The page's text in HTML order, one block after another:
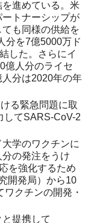
進めている。米
トナーシップが
も同様の供給を
分を7億5000万ド
した。さらにイ
億人分のライセ
分は2020年の年
る緊急問題に取
してSARS-CoV-2
学のワクチンに
の発注をうけ
を強化するため
開発局）から10
クチンの開発・
提携して